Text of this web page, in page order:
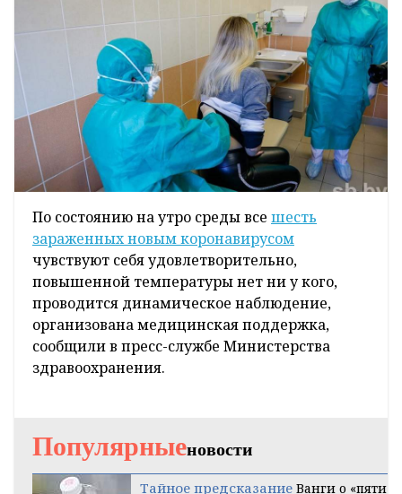
По состоянию на утро среды все шесть
зараженных новым коронавирусом
чувствуют себя удовлетворительно,
повышенной температуры нет ни у кого,
проводится динамическое наблюдение,
организована медицинская поддержка,
сообщили в пресс-службе Министерства
здравоохранения.
Популярныеновости
Тайное предсказание Ванги о «пяти